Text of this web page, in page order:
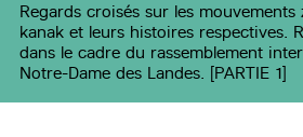
Regards croisés sur les
kanak et leurs histoires respectives.
dans le cadre du rassemblement
Notre-Dame des Landes. [PARTIE 1]